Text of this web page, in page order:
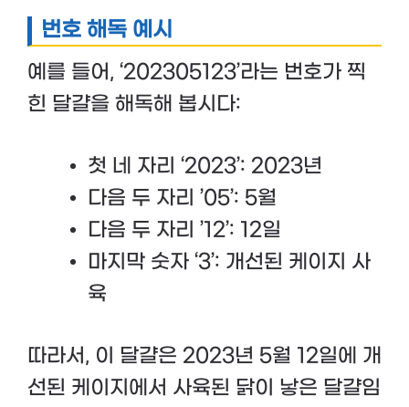
번호 해독 예시
예를 들어, ‘202305123’라는 번호가 찍
힌 달걀을 해독해 봅시다:
첫 네 자리 ‘2023’: 2023년
다음 두 자리 ’05’: 5월
다음 두 자리 ’12’: 12일
마지막 숫자 ‘3’: 개선된 케이지 사
육
따라서, 이 달걀은 2023년 5월 12일에 개
선된 케이지에서 사육된 닭이 낳은 달걀임